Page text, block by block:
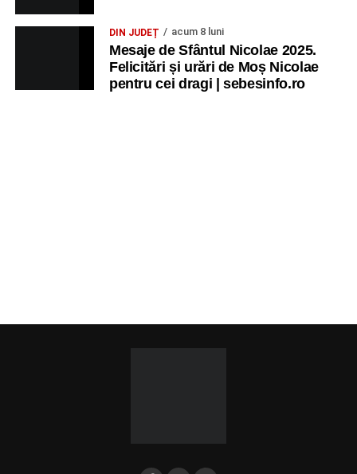
DIN JUDEȚ acum 8 luni
Mesaje de Sfântul Nicolae 2025.
Felicitări și urări de Moș Nicolae
pentru cei dragi | sebesinfo.ro